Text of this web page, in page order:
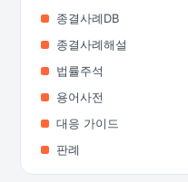
종결사례DB
종결사례해설
법률주석
용어사전
대응 가이드
판례